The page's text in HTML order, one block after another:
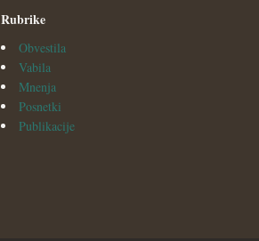
Rubrike
Obvestila
Vabila
Mnenja
Posnetki
Publikacije